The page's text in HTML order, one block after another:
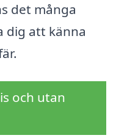
det många
dig att känna
och utan